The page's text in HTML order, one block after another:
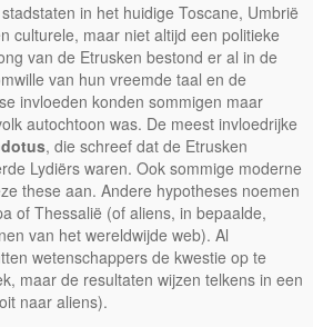
in het huidige Toscane, Umbrië
culturele, maar niet altijd een politieke
van de Etrusken bestond er al in de
van hun vreemde taal en de
invloeden konden sommigen maar
autochtoon was. De meest invloedrijke
, die schreef dat de Etrusken
Lydiërs waren. Ook sommige moderne
these aan. Andere hypotheses noemen
of Thessalië (of aliens, in bepaalde,
van het wereldwijde web). Al
wetenschappers de kwestie op te
maar de resultaten wijzen telkens in een
naar aliens).